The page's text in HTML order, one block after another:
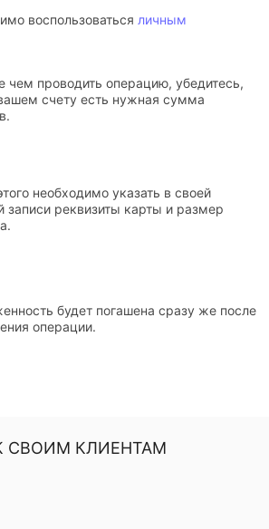
воспользоваться личным
чем проводить операцию, убедитесь,
счету есть нужная сумма
необходимо указать в своей
записи реквизиты карты и размер
будет погашена сразу же после
операции.
СВОИМ КЛИЕНТАМ